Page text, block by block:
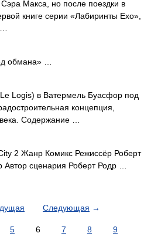
Макса, но после поездки в
книге серии «Лабиринты Ехо»,
обмана» …
Logis) в Ватермель Буасфор под
концепция,
Содержание …
2 Жанр Комикс Режиссёр Роберт
сценария Роберт Родр …
Следующая →
5 6 7 8
9